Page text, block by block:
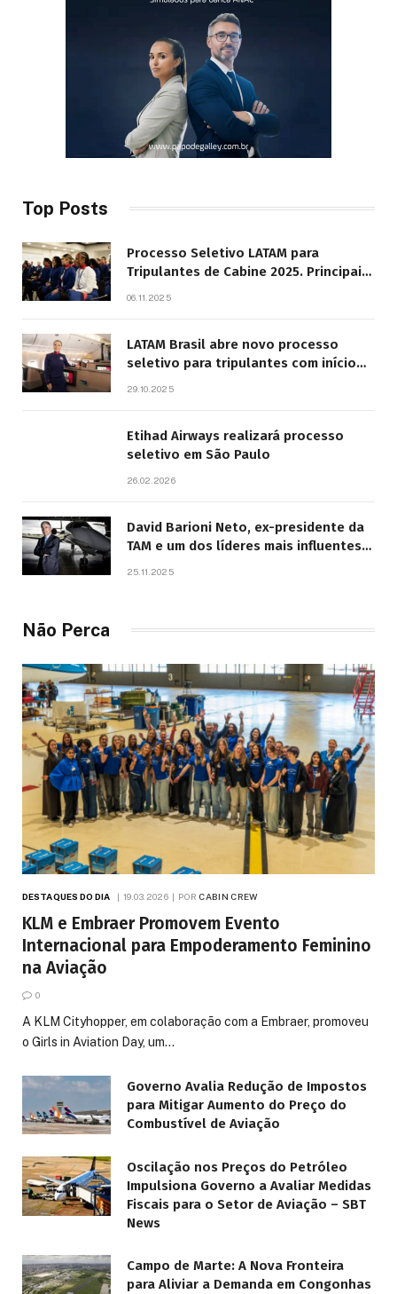
Top Posts
Processo Seletivo LATAM para
Tripulantes de Cabine 2025. Principais
06.11.2025
LATAM Brasil abre novo processo
seletivo para tripulantes com início
29.10.2025
Etihad Airways realizará processo
seletivo em São Paulo
26.02.2026
David Barioni Neto, ex-presidente da
TAM e um dos líderes mais influentes
25.11.2025
Não Perca
DESTAQUES DO DIA 19.03.2026 POR CABIN CREW
KLM e Embraer Promovem Evento
Internacional para Empoderamento Feminino
na Aviação
0
A KLM Cityhopper, em colaboração com a Embraer, promoveu
o Girls in Aviation Day, um…
Governo Avalia Redução de Impostos
para Mitigar Aumento do Preço do
Combustível de Aviação
Oscilação nos Preços do Petróleo
Impulsiona Governo a Avaliar Medidas
Fiscais para o Setor de Aviação – SBT
News
Campo de Marte: A Nova Fronteira
para Aliviar a Demanda em Congonhas